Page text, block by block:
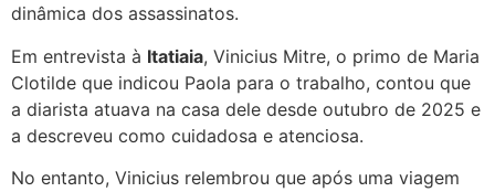
dinâmica dos assassinatos.
Em entrevista à Itatiaia, Vinicius Mitre, o primo de Maria
Clotilde que indicou Paola para o trabalho, contou que
a diarista atuava na casa dele desde outubro de 2025 e
a descreveu como cuidadosa e atenciosa.
No entanto, Vinicius relembrou que após uma viagem